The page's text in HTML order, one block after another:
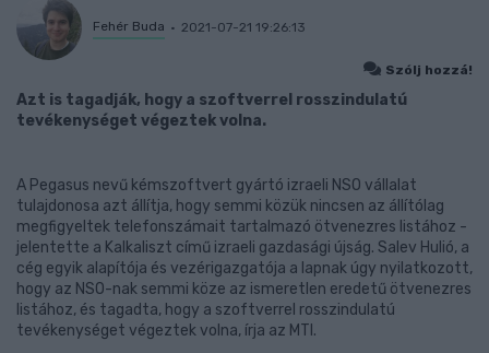
Fehér Buda 2021-07-21 19:26:13
Szólj hozzá!
Azt is tagadják, hogy a szoftverrel rosszindulatú
tevékenységet végeztek volna.
A Pegasus nevű kémszoftvert gyártó izraeli NSO vállalat
tulajdonosa azt állítja, hogy semmi közük nincsen az állítólag
megfigyeltek telefonszámait tartalmazó ötvenezres listához -
jelentette a Kalkaliszt című izraeli gazdasági újság. Salev Hulió, a
cég egyik alapítója és vezérigazgatója a lapnak úgy nyilatkozott,
hogy az NSO-nak semmi köze az ismeretlen eredetű ötvenezres
listához, és tagadta, hogy a szoftverrel rosszindulatú
tevékenységet végeztek volna, írja az MTI.